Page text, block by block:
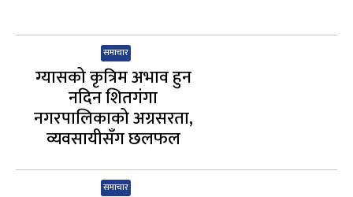
समाचार
ग्यासको कृत्रिम अभाव हुन
नदिन शितगंगा
नगरपालिकाको अग्रसरता,
व्यवसायीसँग छलफल
समाचार